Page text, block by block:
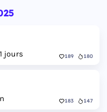
jours 189 180
183 147